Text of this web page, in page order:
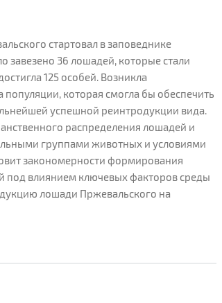
стартовал в заповеднике
завезено 36 лошадей, которые стали
125 особей. Возникла
которая смогла бы обеспечить
успешной реинтродукции вида.
распределения лошадей и
группами животных и условиями
закономерности формирования
под влиянием ключевых факторов среды
лошади Пржевальского на